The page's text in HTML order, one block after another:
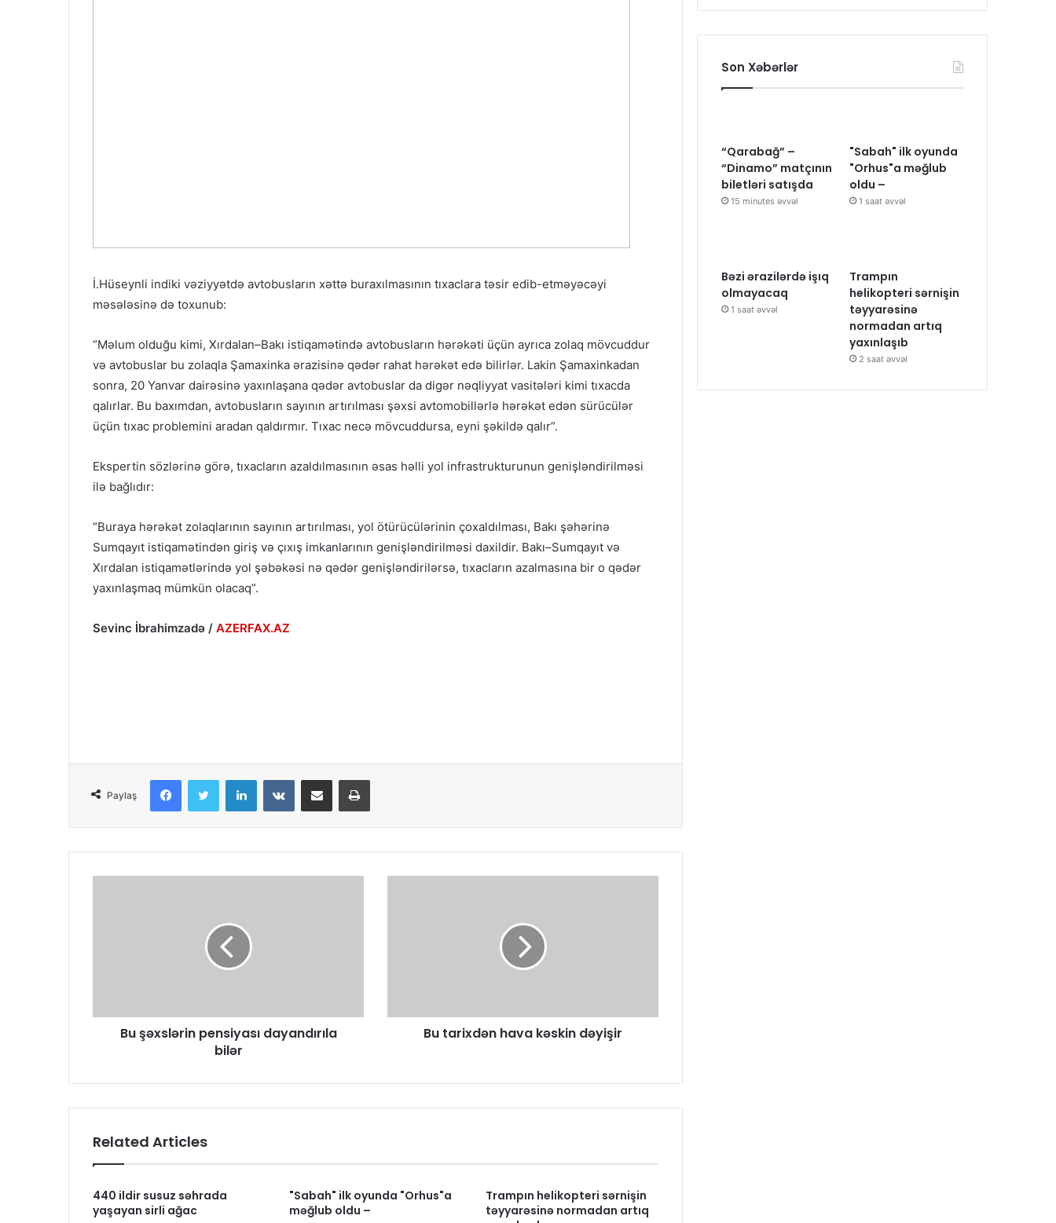
İ.Hüseynli indiki vəziyyətdə avtobusların xəttə buraxılmasının tıxaclara təsir edib-etməyəcəyi
məsələsinə də toxunub:
“Məlum olduğu kimi, Xırdalan–Bakı istiqamətində avtobusların hərəkəti üçün ayrıca zolaq mövcuddur
və avtobuslar bu zolaqla Şamaxinka ərazisinə qədər rahat hərəkət edə bilirlər. Lakin Şamaxinkadan
sonra, 20 Yanvar dairəsinə yaxınlaşana qədər avtobuslar da digər nəqliyyat vasitələri kimi tıxacda
qalırlar. Bu baxımdan, avtobusların sayının artırılması şəxsi avtomobillərlə hərəkət edən sürücülər
üçün tıxac problemini aradan qaldırmır. Tıxac necə mövcuddursa, eyni şəkildə qalır”.
Ekspertin sözlərinə görə, tıxacların azaldılmasının əsas həlli yol infrastrukturunun genişləndirilməsi
ilə bağlıdır:
“Buraya hərəkət zolaqlarının sayının artırılması, yol ötürücülərinin çoxaldılması, Bakı şəhərinə
Sumqayıt istiqamətindən giriş və çıxış imkanlarının genişləndirilməsi daxildir. Bakı–Sumqayıt və
Xırdalan istiqamətlərində yol şəbəkəsi nə qədər genişləndirilərsə, tıxacların azalmasına bir o qədər
yaxınlaşmaq mümkün olacaq”.
Sevinc İbrahimzadə / AZERFAX.AZ
Paylaş
Bu şəxslərin pensiyası dayandırıla
bilər
Bu tarixdən hava kəskin dəyişir
Related Articles
440 ildir susuz səhrada
yaşayan sirli ağac
"Sabah" ilk oyunda "Orhus"a
məğlub oldu –
Trampın helikopteri sərnişin
təyyarəsinə normadan artıq
Son Xəbərlər
“Qarabağ” –
“Dinamo” matçının
biletləri satışda
15 minutes əvvəl
"Sabah" ilk oyunda
"Orhus"a məğlub
oldu –
1 saat əvvəl
Bəzi ərazilərdə işıq
olmayacaq
1 saat əvvəl
Trampın
helikopteri sərnişin
təyyarəsinə
normadan artıq
yaxınlaşıb
2 saat əvvəl